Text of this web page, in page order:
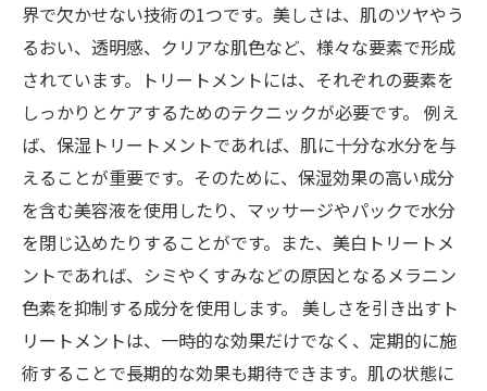
界で欠かせない技術の1つです。美しさは、肌のツヤやう
るおい、透明感、クリアな肌色など、様々な要素で形成
されています。トリートメントには、それぞれの要素を
しっかりとケアするためのテクニックが必要です。 例え
ば、保湿トリートメントであれば、肌に十分な水分を与
えることが重要です。そのために、保湿効果の高い成分
を含む美容液を使用したり、マッサージやパックで水分
を閉じ込めたりすることがです。また、美白トリートメ
ントであれば、シミやくすみなどの原因となるメラニン
色素を抑制する成分を使用します。 美しさを引き出すト
リートメントは、一時的な効果だけでなく、定期的に施
術することで長期的な効果も期待できます。肌の状態に